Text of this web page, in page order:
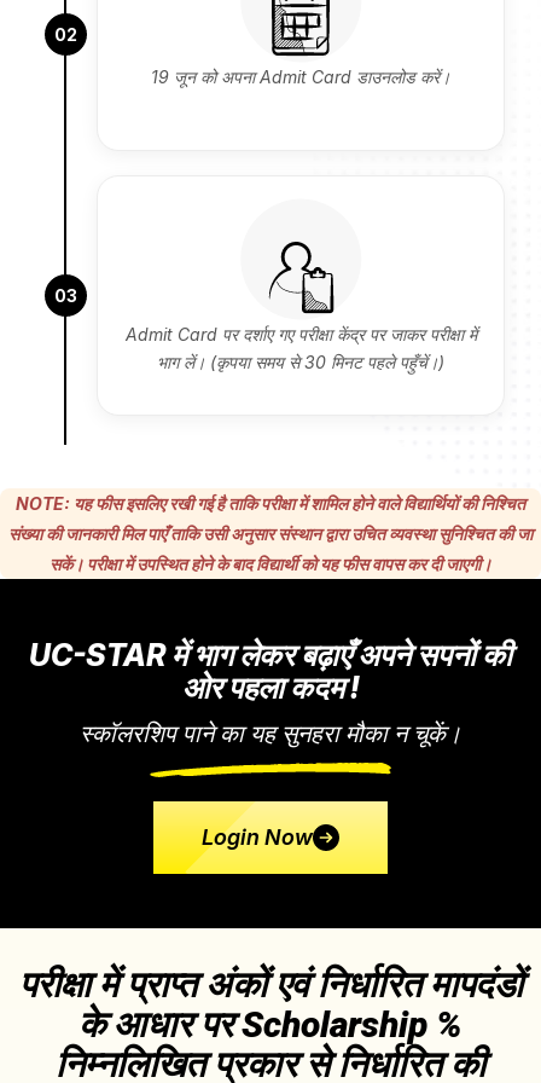
02
19 जून को अपना Admit Card डाउनलोड करें।
03
Admit Card पर दर्शाए गए परीक्षा केंद्र पर जाकर परीक्षा में
भाग लें। (कृपया समय से 30 मिनट पहले पहुँचें।)
NOTE: यह फीस इसलिए रखी गई है ताकि परीक्षा में शामिल होने वाले विद्यार्थियों की निश्चित
संख्या की जानकारी मिल पाएँ ताकि उसी अनुसार संस्थान द्वारा उचित व्यवस्था सुनिश्चित की जा
सकें। परीक्षा में उपस्थित होने के बाद विद्यार्थी को यह फीस वापस कर दी जाएगी।
UC-STAR में भाग लेकर बढ़ाएँ अपने सपनों की
ओर पहला कदम !
स्कॉलरशिप पाने का यह सुनहरा मौका न चूकें।
Login Now
परीक्षा में प्राप्त अंकों एवं निर्धारित मापदंडों
के आधार पर Scholarship %
निम्नलिखित प्रकार से निर्धारित की